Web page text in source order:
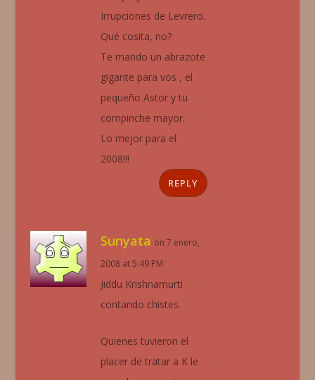
Irrupciones de Levrero.
Qué cosita, no?
Te mando un abrazote
gigante para vos , el
pequeño Astor y tu
compinche mayor.
Lo mejor para el
2008!!!
REPLY
Sunyata on 7 enero,
2008 at 5:49 PM
Jiddu Krishnamurti
contando chistes.
Quienes tuvieron el
placer de tratar a K le